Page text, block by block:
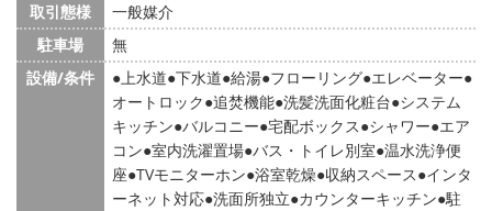
取引態様
一般媒介
駐車場
無
設備/条件
上水道 下水道 給湯 フローリング エレベーター
オートロック 追焚機能 洗髪洗面化粧台 システム
キッチン バルコニー 宅配ボックス シャワー エア
コン 室内洗濯置場 バス・トイレ別室 温水洗浄便
座 TVモニターホン 浴室乾燥 収納スペース インタ
ーネット対応 洗面所独立 カウンターキッチン 駐